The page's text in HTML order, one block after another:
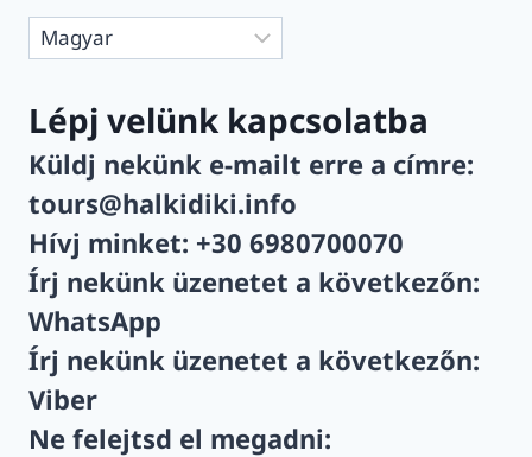
Nyelv
kiválasztása
Lépj velünk kapcsolatba
Küldj nekünk e-mailt erre a címre:
tours@halkidiki.info
Hívj minket: +30 6980700070
Írj nekünk üzenetet a következőn:
WhatsApp
Írj nekünk üzenetet a következőn:
Viber
Ne felejtsd el megadni: